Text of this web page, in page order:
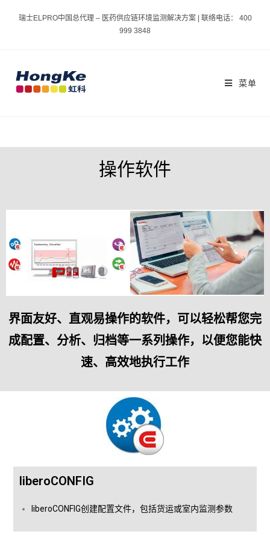
瑞士ELPRO中国总代理 – 医药供应链环境监测解决方案 | 联络电话： 400
999 3848
菜单
操作软件
界面友好、直观易操作的软件，可以轻松帮您完
成配置、分析、归档等一系列操作，以便您能快
速、高效地执行工作
liberoCONFIG
liberoCONFIG创建配置文件，包括货运或室内监测参数